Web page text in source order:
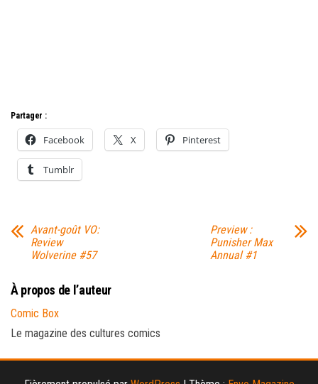
Partager :
Facebook X Pinterest
Tumblr
Avant-goût VO:
Review
Wolverine #57
Preview :
Punisher Max
Annual #1
À propos de l’auteur
Comic Box
Le magazine des cultures comics